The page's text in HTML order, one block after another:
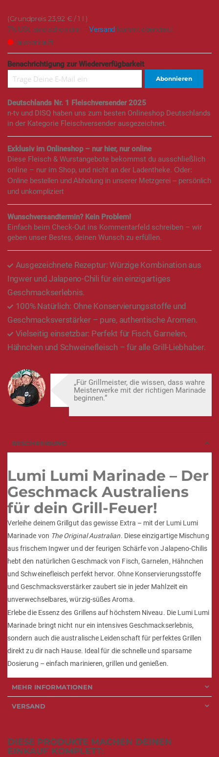
23,92 €/ 1 l
7% USt. sind schon drin –Versand kommt obendrauf.
ausverkauft
Benachrichtigung zur Wiederverfügbarkeit
Abonnieren
Deutschlands Nr. 1 Fleischversender 2025
n-tv und DISQ haben uns zum besten Onlineshop Deutschlands
in der Kategorie Fleischversender ausgezeichnet.
Exklusiv im Onlineshop – nur hier, nur online
Diese Fleisch & Wurstangebote bekommst du ausschließlich
online – nur im Shop, und nicht an der Ladentheke. Oder:
Online bestellen und Abholung in unserer Metzgerei – persönlich
und unkompliziert
Wunschversandtermin? Kein Problem!
Einfach beim Check-Out ins Kommentarfeld schreiben – wir
geben unser Bestes, deinen Wunsch zu erfüllen.
Ausgezeichnete Rezeptur: Würzige Kombination aus
Ingwer und Jalapeno-Chili für ein einzigartiges
Geschmackserlebnis.
100% Natürlich: Ohne Konservierungsstoffe und
Geschmacksverstärker – pure, authentische Aromen.
Vielseitig einsetzbar: Perfekt für Fisch, Garnelen,
Hähnchen und Schweinefleisch – für alle Grill-Liebhaber.
„Für Grillmeister, die wissen, dass wahre
Meisterwerke mit der richtigen Marinade
beginnen.“
BESCHREIBUNG
Lumi Lumi Marinade – Der
Geschmack Australiens
für dein Grill-Feuer!
Verleihe deinem Grillgut das gewisse Extra – mit der Lumi Lumi
Marinade von The Original Australian. Diese einzigartige Mischung
aus frischem Ingwer und der feurigen Schärfe von Jalapeno-Chilis
hebt den natürlichen Geschmack von Fisch, Garnelen, Hähnchen
und Schweinefleisch perfekt hervor. Ohne Konservierungsstoffe
und Geschmacksverstärker zaubert sie in jeder Mahlzeit ein
unverwechselbares, würzig-süßes Aroma.
Erlebe die Essenz des Grillens auf höchstem Niveau. Die Lumi Lumi
Marinade bringt nicht nur ein intensives Geschmackserlebnis,
sondern auch die australische Leidenschaft für perfektes Grillen
direkt zu dir nach Hause. Ideal für die schnelle und sparsame
Dosierung – einfach marinieren, grillen und genießen.
MEHR INFORMATIONEN
VERSAND
DIESE PRODUKTE MACHEN DEINEN
EINKAUF KOMPLETT: